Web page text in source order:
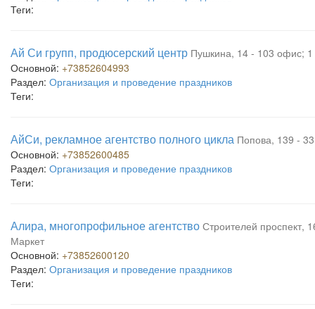
Теги:
Ай Си групп, продюсерский центр Пушкина, 14 - 103 офис; 1
Основной: +73852604993
Раздел: Организация и проведение праздников
Теги:
АйСи, рекламное агентство полного цикла Попова, 139 -
Основной: +73852600485
Раздел: Организация и проведение праздников
Теги:
Алира, многопрофильное агентство Строителей проспект,
Маркет
Основной: +73852600120
Раздел: Организация и проведение праздников
Теги: